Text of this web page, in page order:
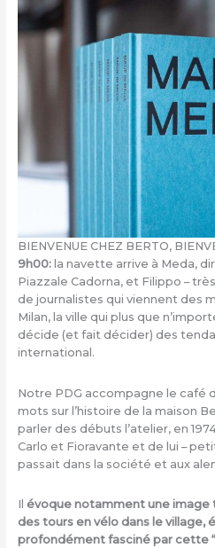
BIENVENUE CHEZ BERTO,
9h00: la navette arrive à Meda,
Piazzale Cadorna, et Filippo –
de journalistes qui viennent des
Milan, la ville qui plus que
décide (et fait décider) des
international.
Notre PDG accompagne le café
mots sur l’histoire de la maison
parler des débuts l’atelier, en
Carlo et Fioravante et de lui –
passait dans la société et aux
Il évoque notamment une image
des tours en vélo dans le village,
profondément fasciné par cette